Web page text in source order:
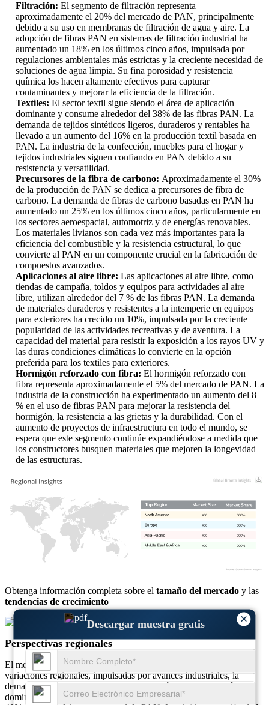
×
Descargar muestra gratis
Filtración: El segmento de filtración representa
aproximadamente el 20% del mercado de PAN, principalmente
debido a su uso en membranas de filtración de agua y aire. La
adopción de fibras PAN en sistemas de filtración industrial ha
aumentado un 18% en los últimos cinco años, impulsada por
regulaciones ambientales más estrictas y la creciente necesidad de
soluciones de agua limpia. Su fina porosidad y resistencia
química los hacen altamente efectivos para capturar
contaminantes y mejorar la eficiencia de la filtración.
Textiles: El sector textil sigue siendo el área de aplicación
dominante y consume alrededor del 38% de las fibras PAN. La
demanda de tejidos sintéticos ligeros, duraderos y rentables ha
llevado a un aumento del 16% en la producción textil basada en
PAN. La industria de la confección, muebles para el hogar y
tejidos industriales siguen confiando en PAN debido a su
resistencia y versatilidad.
Precursores de la fibra de carbono: Aproximadamente el 30%
de la producción de PAN se dedica a precursores de fibra de
carbono. La demanda de fibras de carbono basadas en PAN ha
aumentado un 25% en los últimos cinco años, particularmente en
los sectores aeroespacial, automotriz y de energías renovables.
Los materiales livianos son cada vez más importantes para la
eficiencia del combustible y la resistencia estructural, lo que
convierte al PAN en un componente crucial en la fabricación de
compuestos avanzados.
Aplicaciones al aire libre: Las aplicaciones al aire libre, como
tiendas de campaña, toldos y equipos para actividades al aire
libre, utilizan alrededor del 7 % de las fibras PAN. La demanda
de materiales duraderos y resistentes a la intemperie en equipos
para exteriores ha crecido un 10%, impulsada por la creciente
popularidad de las actividades recreativas y de aventura. La
capacidad del material para resistir la exposición a los rayos UV y
las duras condiciones climáticas lo convierte en la opción
preferida para los textiles para exteriores.
Hormigón reforzado con fibra: El hormigón reforzado con
fibra representa aproximadamente el 5% del mercado de PAN. La
industria de la construcción ha experimentado un aumento del 8
% en el uso de fibras PAN para mejorar la resistencia del
hormigón, la resistencia a las grietas y la durabilidad. Con el
aumento de proyectos de infraestructura en todo el mundo, se
espera que este segmento continúe expandiéndose a medida que
los constructores busquen materiales que mejoren la longevidad
de las estructuras.
XX%
XX
XX%
XX
XX%
XX
XX%
XX
Obtenga información completa sobre el tamaño del mercado y las
tendencias de crecimiento
Descargar muestra gratis
Perspectivas regionales
El mercado del poliacrilonitrilo (PAN) exhibe importantes
variaciones regionales, impulsadas por avances industriales, la
demanda de sectores clave y factores económicos. Asia-Pacífico
domina el mercado global y representa aproximadamente entre el